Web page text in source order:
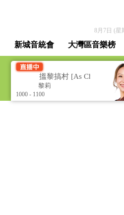
8月7日 (星
新城音統會 大灣區音樂榜
搵黎搞村 [As Chris Says]
黎莉
1000 - 1100